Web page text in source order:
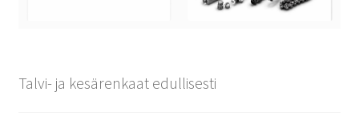
Talvi- ja kesärenkaat edullisesti